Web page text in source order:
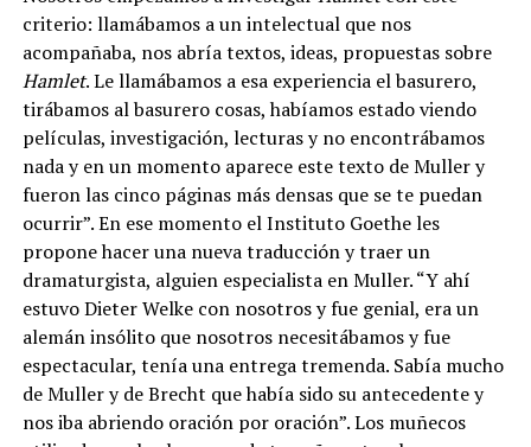
criterio: llamábamos a un intelectual que nos
acompañaba, nos abría textos, ideas, propuestas sobre
Hamlet. Le llamábamos a esa experiencia el basurero,
tirábamos al basurero cosas, habíamos estado viendo
películas, investigación, lecturas y no encontrábamos
nada y en un momento aparece este texto de Muller y
fueron las cinco páginas más densas que se te puedan
ocurrir”. En ese momento el Instituto Goethe les
propone hacer una nueva traducción y traer un
dramaturgista, alguien especialista en Muller. “Y ahí
estuvo Dieter Welke con nosotros y fue genial, era un
alemán insólito que nosotros necesitábamos y fue
espectacular, tenía una entrega tremenda. Sabía mucho
de Muller y de Brecht que había sido su antecedente y
nos iba abriendo oración por oración”. Los muñecos